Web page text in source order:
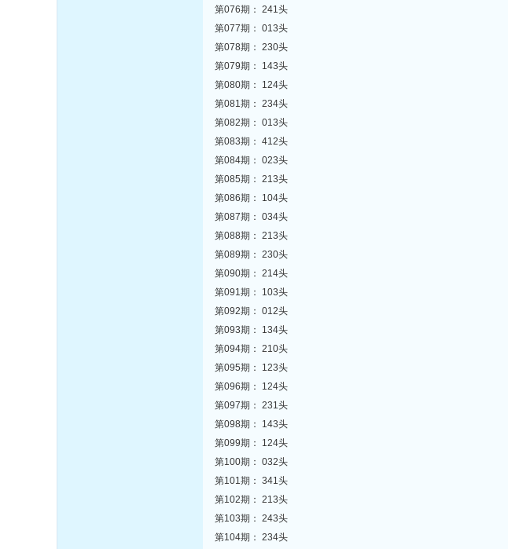
第076期： 241头
第077期： 013头
第078期： 230头
第079期： 143头
第080期： 124头
第081期： 234头
第082期： 013头
第083期： 412头
第084期： 023头
第085期： 213头
第086期： 104头
第087期： 034头
第088期： 213头
第089期： 230头
第090期： 214头
第091期： 103头
第092期： 012头
第093期： 134头
第094期： 210头
第095期： 123头
第096期： 124头
第097期： 231头
第098期： 143头
第099期： 124头
第100期： 032头
第101期： 341头
第102期： 213头
第103期： 243头
第104期： 234头